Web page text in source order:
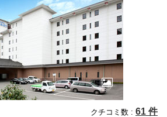
クチコミ数 : 61 件